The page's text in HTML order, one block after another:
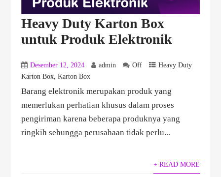
Heavy Duty Karton Box
untuk Produk Elektronik
Desember 12, 2024 admin Off
Heavy Duty
Karton Box, Karton Box
Barang elektronik merupakan produk yang
memerlukan perhatian khusus dalam proses
pengiriman karena beberapa produknya yang
ringkih sehungga perusahaan tidak perlu...
+ READ MORE